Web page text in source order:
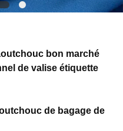
bon marché
de valise étiquette
de bagage de